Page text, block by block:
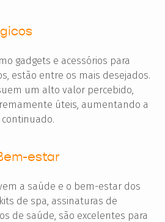
gadgets e acessórios para
estão entre os mais desejados.
um alto valor percebido,
úteis, aumentando a
estar
a saúde e o bem-estar dos
de spa, assinaturas de
de saúde, são excelentes para